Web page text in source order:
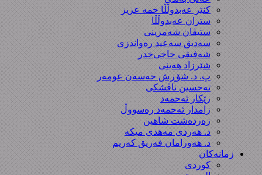
کنێر عەبدوڵڵا حمە عزیز
ستران عەبدوڵڵا
ستیڤان شەمزینی
سەدیق سەعید رەواندزی
شه‌فیقی حاجی‌خدر
شێرزاد هەینی
پ. د. شۆڕش حەسەن عومەر
تەحسین ناڤشکی
رێکار ئەحمەد
زامدار ئەحمەد رەسووڵ
زه‌رده‌شت شاهین
د. هەردی مەهدی میکە
د. هەورامان فەریق كەریم
زمانەکان
کوردی